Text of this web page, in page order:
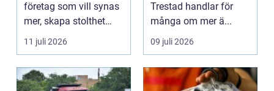
företag som vill synas
mer, skapa stolthet
inte...
11 juli 2026
Trestad handlar för
många om mer ä...
09 juli 2026